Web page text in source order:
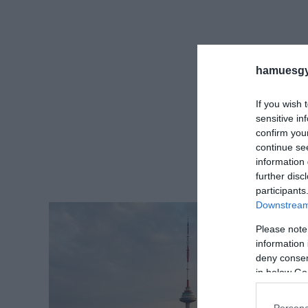
If you wish
sensitive
confirm
continue
information
further
Please
information
deny
in below